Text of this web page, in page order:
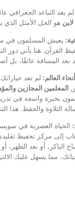
يعد التباعد الجغرافي
هو الحل الأمثل الذي
يعيش المسلمون في
القرآن. هنا يأتي
المسافة عائقًا، بل
العالم: لم تعد
المعلمين المجازين
بخبرة واسعة في
التلاوة والحفظ. هذا
الحياة العصرية في
إلى مركز تحفيظ
الباكر، أو بعد الظهر،
مما يسهل عليك